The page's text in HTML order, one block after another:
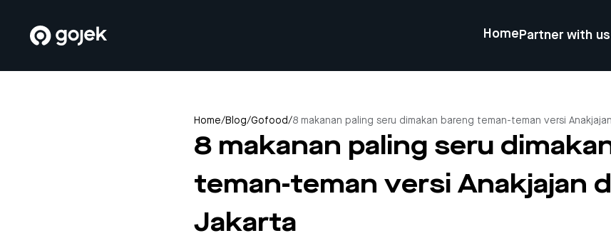
Home Partner with us
Home/Blog/Gofood/8 makanan paling seru dimakan bareng teman-teman versi
8 makanan paling seru
teman-teman versi Anakjajan di
Jakarta